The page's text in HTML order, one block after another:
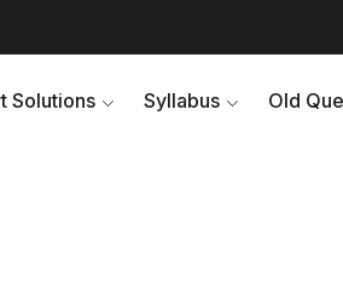
Solutions Syllabus Old